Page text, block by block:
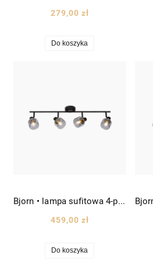
279,00 zł
Do koszyka
Bjorn • lampa sufitowa 4-punktowa reflektory ruchome szklane dł. 75cm czarna/szkło dymione
459,00 zł
Do koszyka